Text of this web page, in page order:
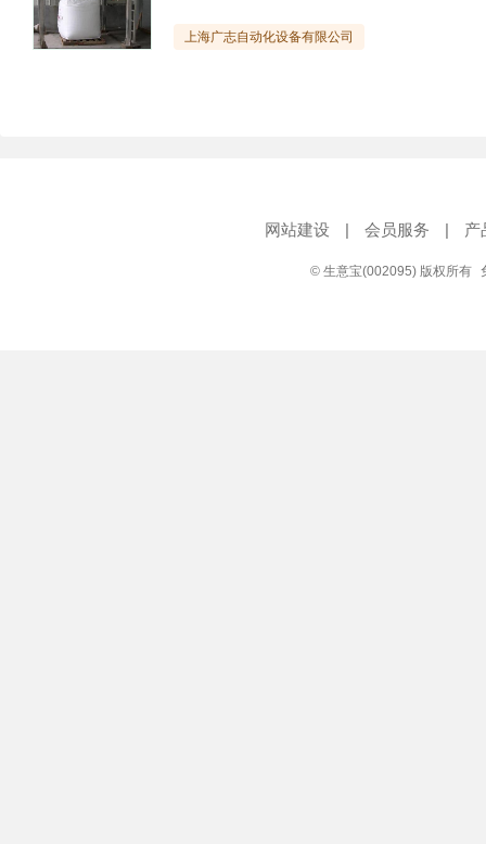
上海广志自动化设备有限公司
网站建设 | 会员服务 | 产
© 生意宝(002095) 版权所有